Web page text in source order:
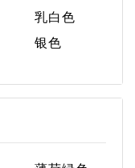
乳白色
银色